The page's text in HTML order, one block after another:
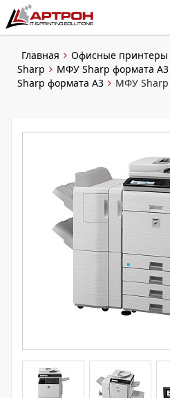
Главная Офисные
Sharp
МФУ Sharp формата A3
Sharp формата А3
МФУ Sharp